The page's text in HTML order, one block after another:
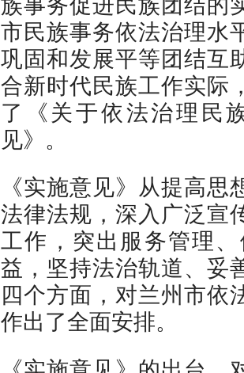
市民族事务依法治理水
巩固和发展平等团结互
合新时代民族工作实际
了《关于依法治理民
见》。
《实施意见》从提高
法律法规，深入广泛宣
工作，突出服务管理
益，坚持法治轨道、妥
四个方面，对兰州市依
作出了全面安排。